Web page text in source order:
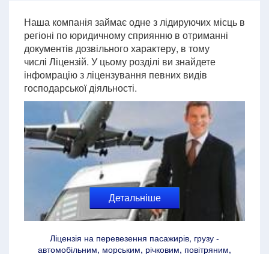
Наша компанія займає одне з лідируючих місць в
регіоні по юридичному сприянню в отриманні
документів дозвільного характеру, в тому
числі Ліцензій. У цьому розділі ви знайдете
інфомрацію з ліцензування певних видів
господарської діяльності.
Детальніше
Ліцензія на перевезення пасажирів, грузу -
автомобільним, морським, річковим, повітряним,